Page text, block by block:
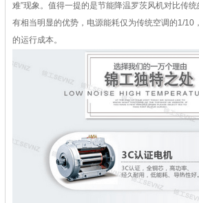
难”现象。值得一提的是节能降温罗茨风机对比传
有相当明显的优势，电源能耗仅为传统空调的1/10
的运行成本。